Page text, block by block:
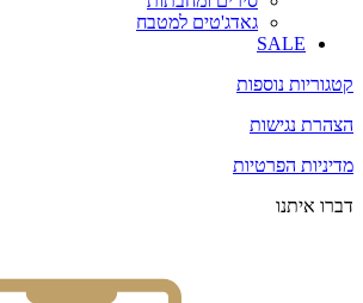
גאדג'טים למטבח
SALE
קטגוריות נוספות
הצהרת נגישות
מדיניות הפרטיות
דברו איתנו